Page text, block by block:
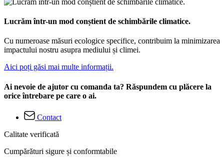
Lucrăm într-un mod conștient de schimbările climatice.
Cu numeroase măsuri ecologice specifice, contribuim la minimizarea
impactului nostru asupra mediului și climei.
Aici poți găsi mai multe informații.
Ai nevoie de ajutor cu comanda ta? Răspundem cu plăcere la
orice întrebare pe care o ai.
Contact
Calitate verificată
Cumpărături sigure și conformtabile